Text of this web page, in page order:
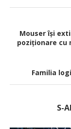
Mouser își
poziționare cu
Familia
S-